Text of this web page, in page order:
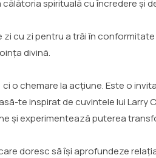
spirituală cu încredere și
zi cu zi pentru a trăi în
divină.
o chemare la acțiune. Este o
te inspirat de cuvintele lui
și experimentează puterea
doresc să își aprofundeze